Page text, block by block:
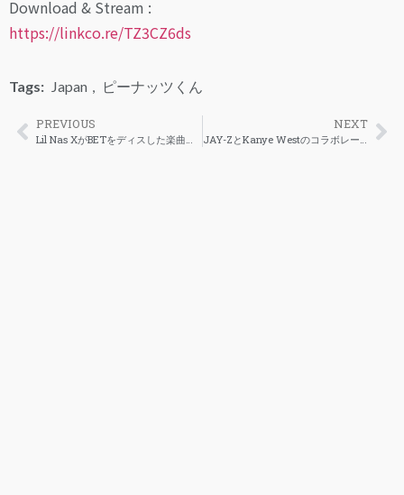
Download & Stream :
https://linkco.re/TZ3CZ6ds
Tags: Japan , ピーナッツくん
PREVIOUS
Lil Nas XがBETをディスした楽曲を発表
NEXT
JAY-ZとKanye Westのコラボレーション曲「Murder To Excellence」